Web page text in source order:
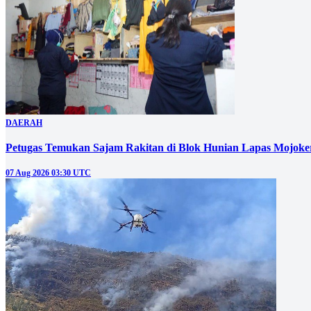
DAERAH
Petugas Temukan Sajam Rakitan di Blok Hunian Lapas
07 Aug 2026 03:30 UTC